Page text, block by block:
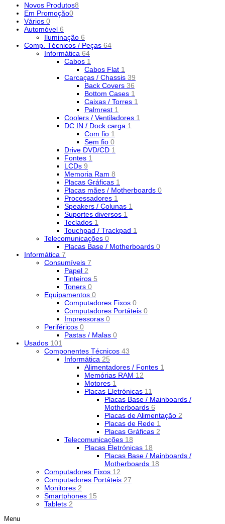
Novos Produtos8
Em Promoção0
Vários 0
Automóvel 6
Iluminação 6
Comp. Técnicos / Peças 64
Informática 64
Cabos 1
Cabos Flat 1
Carcaças / Chassis 39
Back Covers 36
Bottom Cases 1
Caixas / Torres 1
Palmrest 1
Coolers / Ventiladores 1
DC IN / Dock carga 1
Com fio 1
Sem fio 0
Drive DVD/CD 1
Fontes 1
LCDs 9
Memoria Ram 8
Placas Gráficas 1
Placas mães / Motherboards 0
Processadores 1
Speakers / Colunas 1
Suportes diversos 1
Teclados 1
Touchpad / Trackpad 1
Telecomunicações 0
Placas Base / Motherboards 0
Informática 7
Consumíveis 7
Papel 2
Tinteiros 5
Toners 0
Equipamentos 0
Computadores Fixos 0
Computadores Portáteis 0
Impressoras 0
Periféricos 0
Pastas / Malas 0
Usados 101
Componentes Técnicos 43
Informática 25
Alimentadores / Fontes 1
Memórias RAM 12
Motores 1
Placas Eletrónicas 11
Placas Base / Mainboards /
Motherboards 6
Placas de Alimentação 2
Placas de Rede 1
Placas Gráficas 2
Telecomunicações 18
Placas Eletrónicas 18
Placas Base / Mainboards /
Motherboards 18
Computadores Fixos 12
Computadores Portáteis 27
Monitores 2
Smartphones 15
Tablets 2
Menu